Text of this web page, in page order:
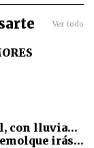
Ver todo
con lluvia...
irás...